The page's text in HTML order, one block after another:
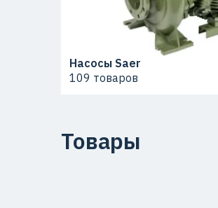
Насосы Saer
109 товаров
Товары